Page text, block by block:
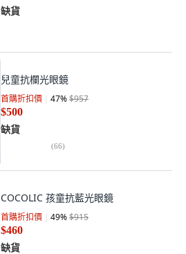
缺貨
兒童抗欄光眼鏡
首購折扣價 47%$957
$500
缺貨
(66)
COCOLIC 孩童抗藍光眼鏡
首購折扣價 49%$915
$460
缺貨